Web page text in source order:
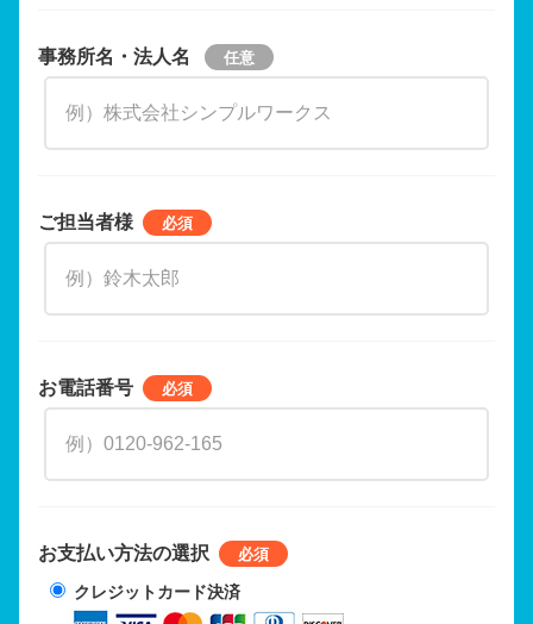
事務所名・法人名
ご担当者様
お電話番号
お支払い方法の選択
クレジットカード決済